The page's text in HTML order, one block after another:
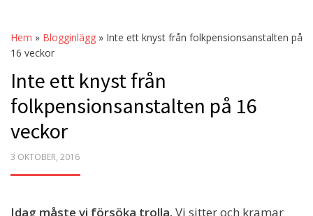
Hem » Blogginlägg » Inte ett knyst från folkpensionsanstalten på
16 veckor
Inte ett knyst från
folkpensionsanstalten på 16
veckor
POSTED
3 OKTOBER, 2016
Idag måste vi försöka trolla. Vi sitter och kramar